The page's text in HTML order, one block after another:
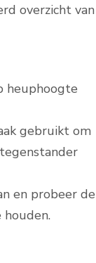
overzicht van
heuphoogte
gebruikt om
en probeer de